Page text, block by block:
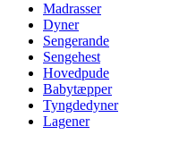
Madrasser
Dyner
Sengerande
Sengehest
Hovedpude
Babytæpper
Tyngdedyner
Lagener